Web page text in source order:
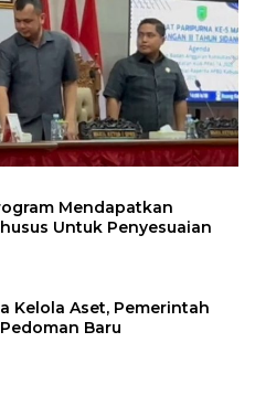
Mendapatkan
Untuk Penyesuaian
Kelola Aset, Pemerintah
Baru